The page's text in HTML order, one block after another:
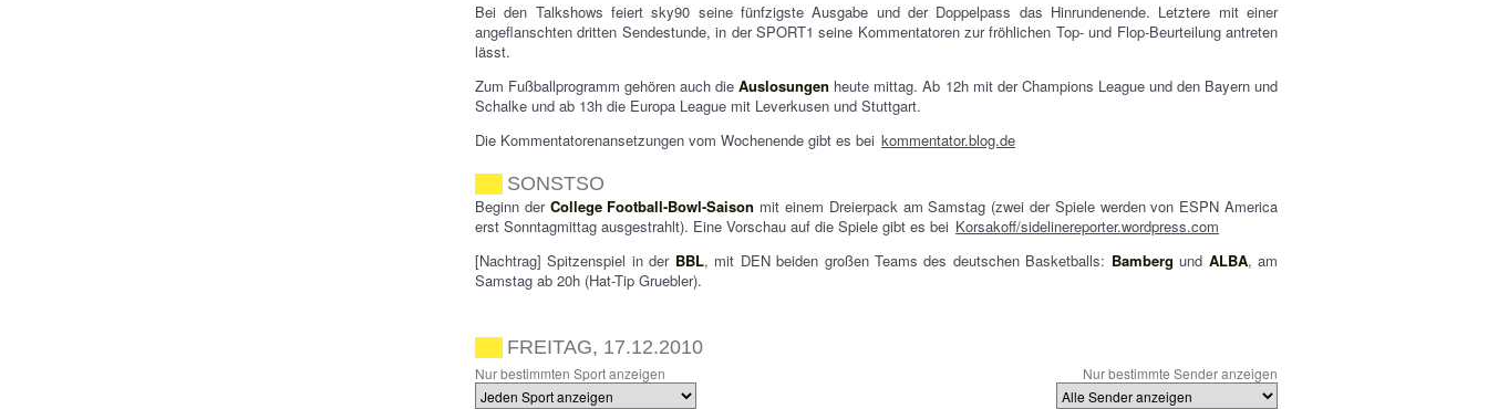
Bei den Talkshows feiert sky90 seine fünfzigste Ausgabe und der Doppelpass das Hinrundenende. Letztere mit einer
angeflanschten dritten Sendestunde, in der SPORT1 seine Kommentatoren zur fröhlichen Top- und Flop-Beurteilung antreten
lässt.
Zum Fußballprogramm gehören auch dieAuslosungen heute mittag. Ab 12h mit der Champions League und den Bayern und
Schalke und ab 13h die Europa League mit Leverkusen und Stuttgart.
Die Kommentatorenansetzungen vom Wochenende gibt es bei kommentator.blog.de
SONSTSO
Beginn der College Football-Bowl-Saison mit einem Dreierpack am Samstag (zwei der Spiele werden von ESPN America
erst Sonntagmittag ausgestrahlt). Eine Vorschau auf die Spiele gibt es bei Korsakoff/sidelinereporter.wordpress.com
[Nachtrag] Spitzenspiel in der BBL, mit DEN beiden großen Teams des deutschen Basketballs: Bamberg und ALBA, am
Samstag ab 20h (Hat-Tip Gruebler).
FREITAG, 17.12.2010
Nur bestimmten Sport anzeigen Nur bestimmte Sender anzeigen